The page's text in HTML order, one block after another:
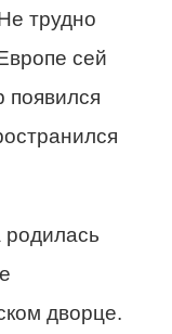
трудно
сей
появился
родилась
дворце.